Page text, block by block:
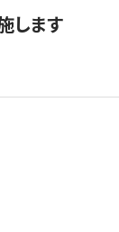
します